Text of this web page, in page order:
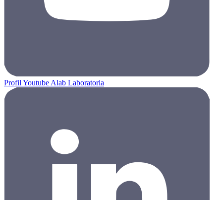
Profil Youtube Alab Laboratoria